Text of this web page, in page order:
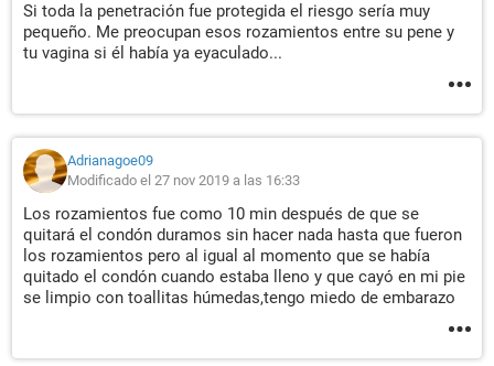
Si toda la penetración fue protegida el riesgo sería muy
pequeño. Me preocupan esos rozamientos entre su pene y
tu vagina si él había ya eyaculado...
Adrianagoe09
Modificado el 27 nov 2019 a las 16:33
Los rozamientos fue como 10 min después de que se
quitará el condón duramos sin hacer nada hasta que fueron
los rozamientos pero al igual al momento que se había
quitado el condón cuando estaba lleno y que cayó en mi pie
se limpio con toallitas húmedas,tengo miedo de embarazo